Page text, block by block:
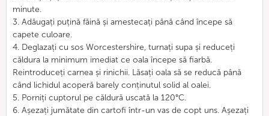
minute.
3. Adăugați puțină făină și amestecați până când începe să
capete culoare.
4. Deglazați cu sos Worcestershire, turnați supa și reduceți
căldura la minimum imediat ce oala începe să fiarbă.
Reintroduceți carnea și rinichii. Lăsați oala să se reducă până
când lichidul acoperă barely conținutul solid al oalei.
5. Porniți cuptorul pe căldură uscată la 120°C.
6. Așezați jumătate din cartofi într-un vas de copt uns. Așezați